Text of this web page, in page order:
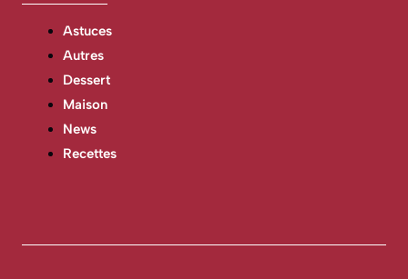
Astuces
Autres
Dessert
Maison
News
Recettes